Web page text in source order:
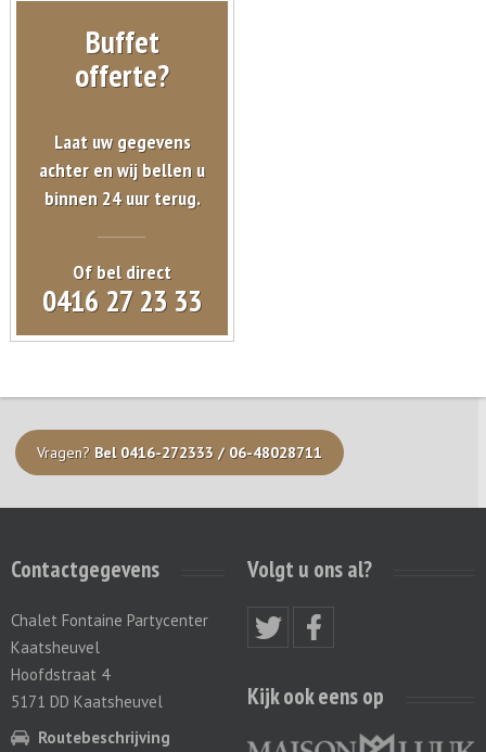
Buffet
offerte?
Laat uw gegevens
achter en wij bellen u
binnen 24 uur terug.
Of bel direct
0416 27 23 33
Vragen? Bel 0416-272333 / 06-48028711
Contactgegevens
Chalet Fontaine Partycenter
Kaatsheuvel
Hoofdstraat 4
5171 DD Kaatsheuvel
Routebeschrijving
Volgt u ons al?
Kijk ook eens op